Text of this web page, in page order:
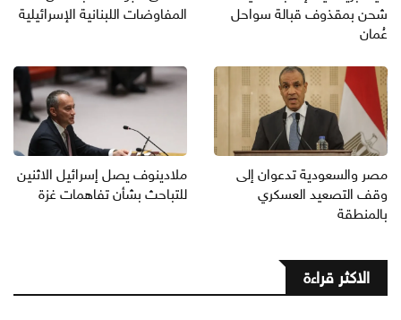
شحن بمقذوف قبالة سواحل
عُمان
المفاوضات اللبنانية الإسرائيلية
مصر والسعودية تدعوان إلى
وقف التصعيد العسكري
بالمنطقة
ملادينوف يصل إسرائيل الاثنين
للتباحث بشأن تفاهمات غزة
الاكثر قراءة